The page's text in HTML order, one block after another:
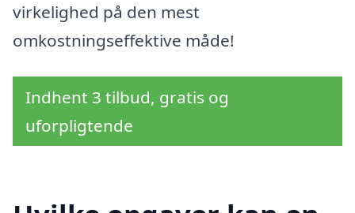
virkelighed på den mest
omkostningseffektive måde!
Indhent 3 tilbud, gratis og
uforpligtende